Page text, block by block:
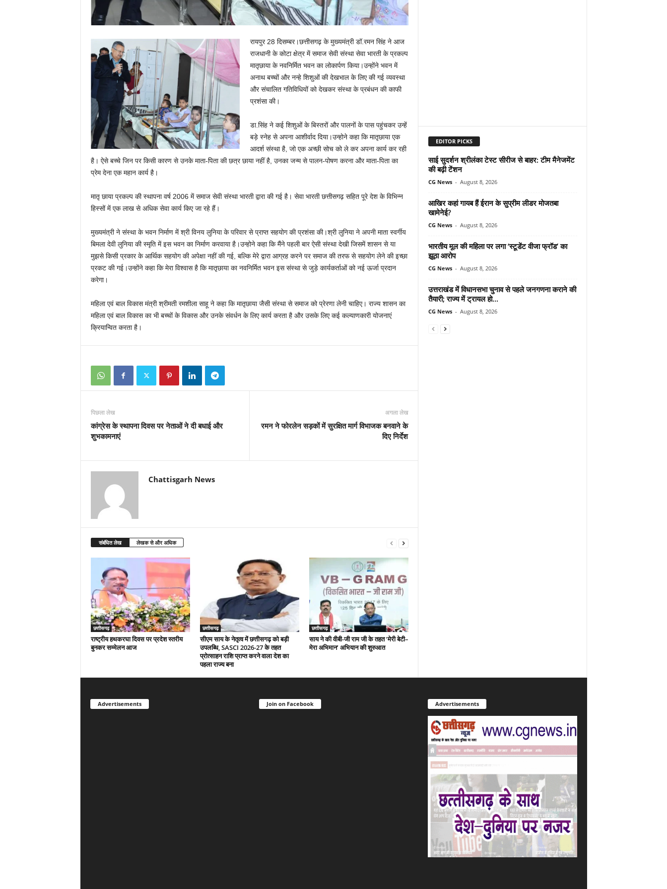
रायपुर 28 दिसम्बर।छत्तीसगढ़ के मुख्यमंत्री डॉ.रमन सिंह ने आज
राजधानी के कोटा क्षेत्र में समाज सेवी संस्था सेवा भारती के प्रकल्प
मातृछाया के नवनिर्मित भवन का लोकार्पण किया।उन्होंने भवन में
अनाथ बच्चों और नन्हे शिशुओं की देखभाल के लिए की गई व्यवस्था
और संचालित गतिविधियों को देखकर संस्था के प्रबंधन की काफी
प्रशंसा की।
डा.सिंह ने कई शिशुओं के बिस्तरों और पालनों के पास पहुंचकर उन्हें
बड़े स्नेह से अपना आशीर्वाद दिया।उन्होने कहा कि मातृछाया एक
आदर्श संस्था है, जो एक अच्छी सोच को ले कर अपना कार्य कर रही
है। ऐसे बच्चे जिन पर किसी कारण से उनके माता-पिता की छत्र छाया नहीं है, उनका जन्म से पालन-पोषण करना और माता-पिता का
प्रेम देना एक महान कार्य है।
मातृ छाया प्रकल्प की स्थापना वर्ष 2006 में समाज सेवी संस्था भारती द्वारा की गई है। सेवा भारती छत्तीसगढ़ सहित पूरे देश के विभिन्न
हिस्सों में एक लाख से अधिक सेवा कार्य किए जा रहे हैं।
मुख्यमंत्री ने संस्था के भवन निर्माण में श्री विनय लुनिया के परिवार से प्राप्त सहयोग की प्रशंसा की।श्री लुनिया ने अपनी माता स्वर्गीय
बिमला देवी लुनिया की स्मृति में इस भवन का निर्माण करवाया है।उन्होने कहा कि मैंने पहली बार ऐसी संस्था देखी जिसमें शासन से या
मुझसे किसी प्रकार के आर्थिक सहयोग की अपेक्षा नहीं की गई, बल्कि मेरे द्वारा आग्रह करने पर समाज की तरफ से सहयोग लेने की इच्छा
प्रकट की गई।उन्होंने कहा कि मेरा विश्वास है कि मातृछाया का नवनिर्मित भवन इस संस्था से जुड़े कार्यकर्ताओं को नई ऊर्जा प्रदान
करेगा।
महिला एवं बाल विकास मंत्री श्रीमती रमशीला साहू ने कहा कि मातृछाया जैसी संस्था से समाज को प्रेरणा लेनी चाहिए। राज्य शासन का
महिला एवं बाल विकास का भी बच्चों के विकास और उनके संवर्धन के लिए कार्य करता है और उसके लिए कई कल्याणकारी योजनाएं
क्रियान्वित करता है।
पिछला लेख
कांग्रेस के स्थापना दिवस पर नेताओं ने दी बधाई और
शुभकामनाएं
अगला लेख
रमन ने फोरलेन सड़कों में सुरक्षित मार्ग विभाजक बनवाने के
दिए निर्देश
Chattisgarh News
संबंधित लेख लेखक से और अधिक
छत्तीसगढ़
राष्ट्रीय हथकरघा दिवस पर प्रदेश स्तरीय
बुनकर सम्मेलन आज
छत्तीसगढ़
सीएम साय के नेतृत्व में छत्तीसगढ़ को बड़ी
उपलब्धि, SASCI 2026-27 के तहत
प्रोत्साहन राशि प्राप्त करने वाला देश का
पहला राज्य बना
छत्तीसगढ़
साय ने की वीबी-जी राम जी के तहत ‘मेरी बेटी–
मेरा अभिमान’ अभियान की शुरुआत
EDITOR PICKS
साई सुदर्शन श्रीलंका टेस्ट सीरीज से बाहर: टीम मैनेजमेंट
की बढ़ी टेंशन
CG News - August 8, 2026
आखिर कहां गायब हैं ईरान के सुप्रीम लीडर मोजतबा
खामेनेई?
CG News - August 8, 2026
भारतीय मूल की महिला पर लगा ‘स्टूडेंट वीजा फ्रॉड’ का
झूठा आरोप
CG News - August 8, 2026
उत्तराखंड में विधानसभा चुनाव से पहले जनगणना कराने की
तैयारी; राज्य में ट्रायल हो...
CG News - August 8, 2026
Advertisements Join on Facebook Advertisements